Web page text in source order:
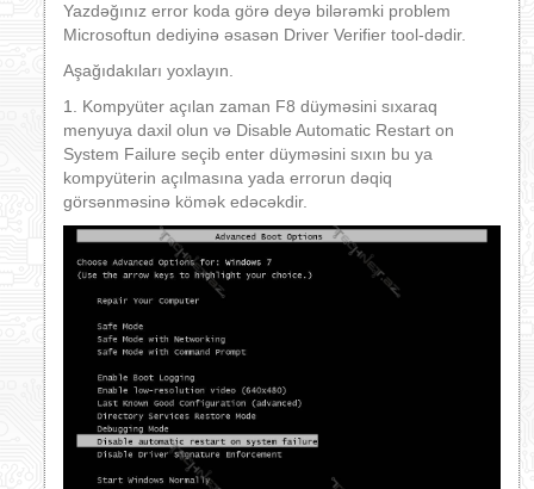
Yazdəğınız error koda görə deyə bilərəmki problem
Microsoftun dediyinə əsasən Driver Verifier tool-dədir.
Aşağıdakıları yoxlayın.
1. Kompyüter açılan zaman F8 düyməsini sıxaraq
menyuya daxil olun və Disable Automatic Restart on
System Failure seçib enter düyməsini sıxın bu ya
kompyüterin açılmasına yada errorun dəqiq
görsənməsinə kömək edəcəkdir.